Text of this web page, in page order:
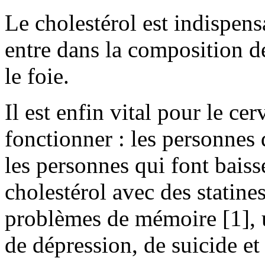
Le cholestérol est
entre dans la composition
le foie.
Il est enfin vital pour le
fonctionner : les
les personnes qui font
cholestérol avec des
problèmes de mémoire [1],
de dépression, de suicide